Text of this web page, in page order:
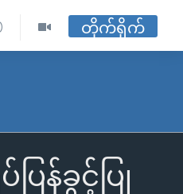
တိုက်ရိုက်
ြန်ခွင့်ပြု